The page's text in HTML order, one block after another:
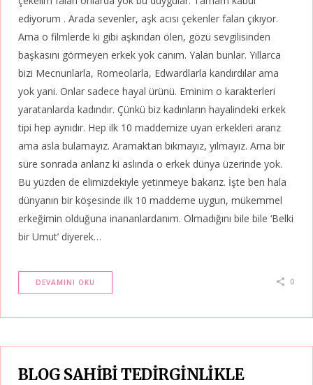
ediyorum . Arada sevenler, aşk acısı çekenler falan çıkıyor.
Ama o filmlerde ki gibi aşkından ölen, gözü sevgilisinden
başkasını görmeyen erkek yok canım. Yalan bunlar. Yıllarca
bizi Mecnunlarla, Romeolarla, Edwardlarla kandırdılar ama
yok yani. Onlar sadece hayal ürünü. Eminim o karakterleri
yaratanlarda kadındır. Çünkü biz kadınların hayalindeki erkek
tipi hep aynıdır. Hep ilk 10 maddemize uyan erkekleri ararız
ama asla bulamayız. Aramaktan bıkmayız, yılmayız. Ama bir
süre sonrada anlarız ki aslında o erkek dünya üzerinde yok.
Bu yüzden de elimizdekiyle yetinmeye bakarız. İşte ben hala
dünyanın bir köşesinde ilk 10 maddeme uygun, mükemmel
erkeğimin olduğuna inananlardanım. Olmadığını bile bile ‘Belki
bir Umut’ diyerek…
DEVAMINI OKU 0
BLOG SAHİBİ TEDİRGİNLİKLE